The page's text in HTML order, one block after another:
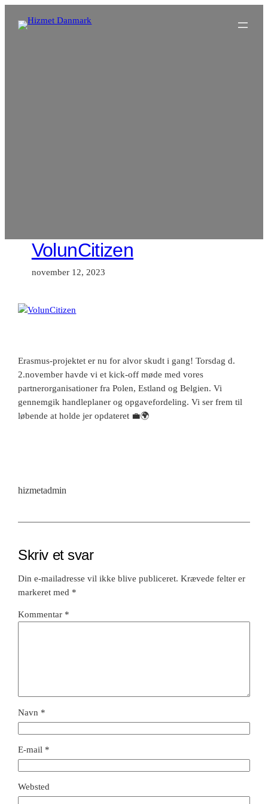
VolunCitizen
november 12, 2023
Erasmus-projektet er nu for alvor skudt i gang! Torsdag d.
2.november havde vi et kick-off møde med vores
partnerorganisationer fra Polen, Estland og Belgien. Vi
gennemgik handleplaner og opgavefordeling. Vi ser frem til
løbende at holde jer opdateret 💼🌍
hizmetadmin
Skriv et svar
Din e-mailadresse vil ikke blive publiceret. Krævede felter er
markeret med *
Kommentar *
Navn *
E-mail *
Websted